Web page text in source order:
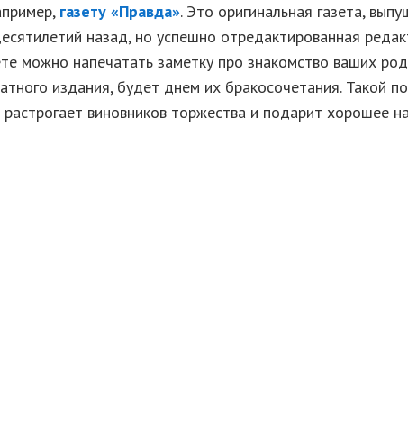
газету «Правда». Это оригинальная газета,
назад, но успешно отредактированная
можно напечатать заметку про знакомство ваших
издания, будет днем их бракосочетания. Такой
виновников торжества и подарит хорошее